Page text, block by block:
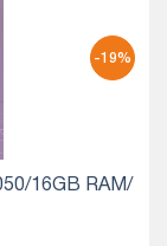
-19%
16GB RAM/